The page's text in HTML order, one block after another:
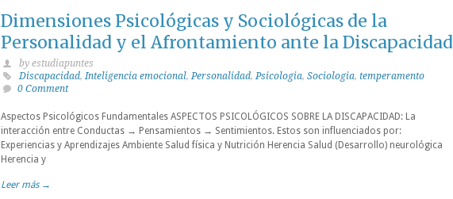
Dimensiones Psicológicas y Sociológicas de la
Personalidad y el Afrontamiento ante la Discapacidad
by estudiapuntes
Discapacidad,Inteligencia emocional,Personalidad,Psicologia, Sociologia, temperamento
0 Comment
Aspectos Psicológicos Fundamentales ASPECTOS PSICOLÓGICOS SOBRE LA DISCAPACIDAD: La
interacción entre Conductas → Pensamientos → Sentimientos. Estos son influenciados por:
Experiencias y Aprendizajes Ambiente Salud física y Nutrición Herencia Salud (Desarrollo) neurológica
Herencia y
Leer más →